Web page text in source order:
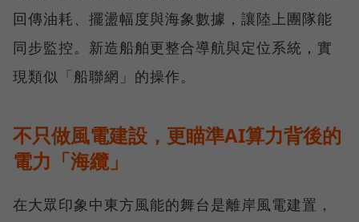
回傳油耗、擺盪幅度與海象數據，讓陸上團隊能
同步監控。新造船舶更整合導航與定位系統，實
現類似「船聯網」的操作。
不只做風電建設，更瞄準AI算力背後的
電力「海纜」
在大眾印象中東方風能的舞台是離岸風電建置，